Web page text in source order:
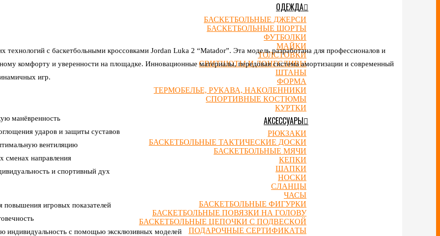
ОДЕЖДА
БАСКЕТБОЛЬНЫЕ ДЖЕРСИ
БАСКЕТБОЛЬНЫЕ ШОРТЫ
ФУТБОЛКИ
МАЙКИ
ТОЛСТОВКИ
СВИТШОТЫ И ЛОНГСЛИВЫ
ШТАНЫ
ФОРМА
ТЕРМОБЕЛЬЕ, РУКАВА, НАКОЛЕННИКИ
СПОРТИВНЫЕ КОСТЮМЫ
КУРТКИ
АКСЕССУАРЫ
РЮКЗАКИ
БАСКЕТБОЛЬНЫЕ ТАКТИЧЕСКИЕ ДОСКИ
БАСКЕТБОЛЬНЫЕ МЯЧИ
КЕПКИ
ШАПКИ
НОСКИ
СЛАНЦЫ
ЧАСЫ
БАСКЕТБОЛЬНЫЕ ФИГУРКИ
БАСКЕТБОЛЬНЫЕ ПОВЯЗКИ НА ГОЛОВУ
БАСКЕТБОЛЬНЫЕ ЦЕПОЧКИ С ПОДВЕСКОЙ
ПОДАРОЧНЫЕ СЕРТИФИКАТЫ
технологий с баскетбольными кроссовками Jordan Luka 2 “Matador”. Эта модель разработана для профессионалов и
комфорту и уверенности на площадке. Инновационные материалы, передовая система амортизации и современный
игр.
манёвренность
ударов и защиты суставов
вентиляцию
сменах направления
и спортивный дух
повышения игровых показателей
индивидуальность с помощью эксклюзивных моделей